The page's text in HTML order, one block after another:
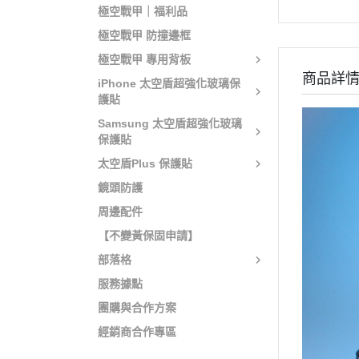
極空戰甲｜福利品
極空戰甲 防撞邊框
極空戰甲 專用背板
iPhone 太空盾超強化玻璃保
護貼
Samsung 太空盾超強化玻璃
保護貼
太空盾Plus 保護貼
鏡頭防護
周邊配件
【不變黃保固申請】
部落格
服務據點
團購與合作方案
經銷商合作專區
商品詳情